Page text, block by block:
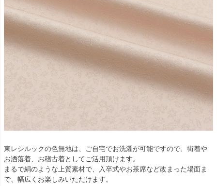
東レシルックの色無地は、ご自宅でお洗濯が可能ですので、街着や
お洒落着、お稽古着としてご活用頂けます。
まるで絹のような上質素材で、入卒式やお茶席など改まった場面ま
で、幅広くお楽しみいただけます。